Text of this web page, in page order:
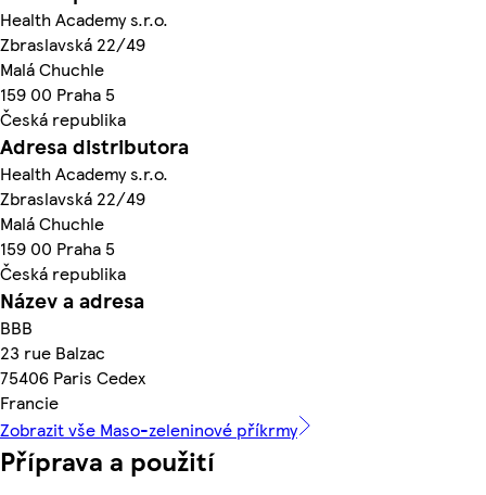
Health Academy s.r.o.
Zbraslavská 22/49
Malá Chuchle
159 00 Praha 5
Česká republika
Adresa distributora
Health Academy s.r.o.
Zbraslavská 22/49
Malá Chuchle
159 00 Praha 5
Česká republika
Název a adresa
BBB
23 rue Balzac
75406 Paris Cedex
Francie
Zobrazit vše Maso-zeleninové příkrmy
Příprava a použití